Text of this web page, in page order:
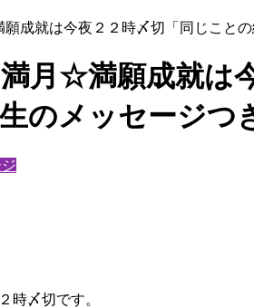
成就は今夜２２時〆切「同じこと
月☆満願成就は
のメッセージつ
時〆切です。